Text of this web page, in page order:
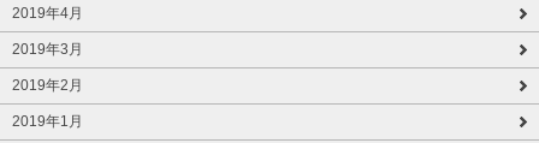
2019年4月
2019年3月
2019年2月
2019年1月